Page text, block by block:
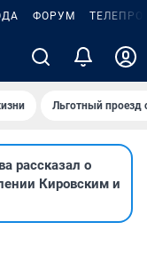
ФОРУМ
Льготный проезд
рассказал о
Кировским и